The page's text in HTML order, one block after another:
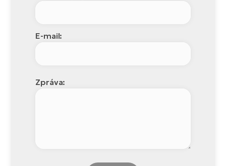
E-mail:
Zpráva: